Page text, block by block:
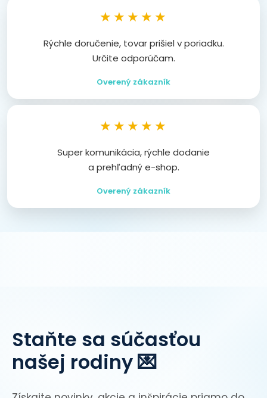
★★★★★
Rýchle doručenie, tovar prišiel v poriadku.
Určite odporúčam.
Overený zákazník
★★★★★
Super komunikácia, rýchle dodanie
a prehľadný e-shop.
Overený zákazník
Staňte sa súčasťou
našej rodiny 💌